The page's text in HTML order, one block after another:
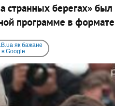
берегах» был
программе в
як бажане
Google